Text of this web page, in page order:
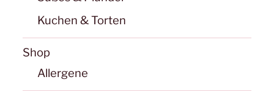
Kuchen & Torten
Shop
Allergene